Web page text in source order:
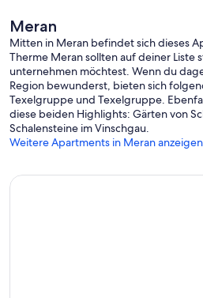
Meran
Mitten in Meran befindet sich dieses
Therme Meran sollten auf deiner Liste
unternehmen möchtest. Wenn du
Region bewunderst, bieten sich
Texelgruppe und Texelgruppe.
diese beiden Highlights: Gärten von
Schalensteine im Vinschgau.
Weitere Apartments in Meran anzeigen